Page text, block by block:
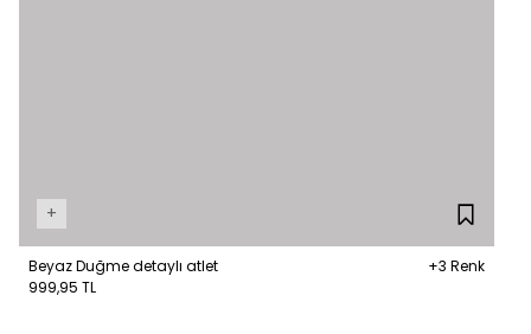
+
Beyaz Duğme detaylı atlet
+3 Renk
999,95 TL